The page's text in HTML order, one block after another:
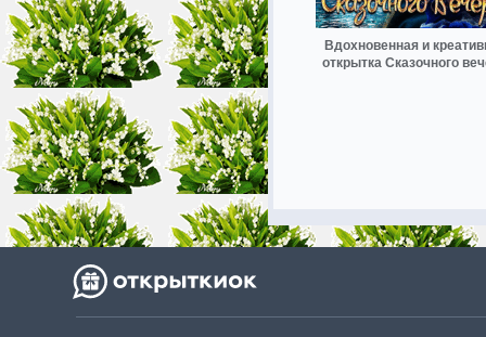
Вдохновенная и
открытка Сказочного